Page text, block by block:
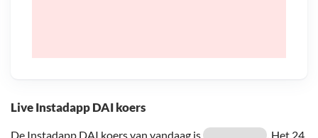
Live Instadapp DAI koers
De Instadapp DAI koers van vandaag is
. Het 24